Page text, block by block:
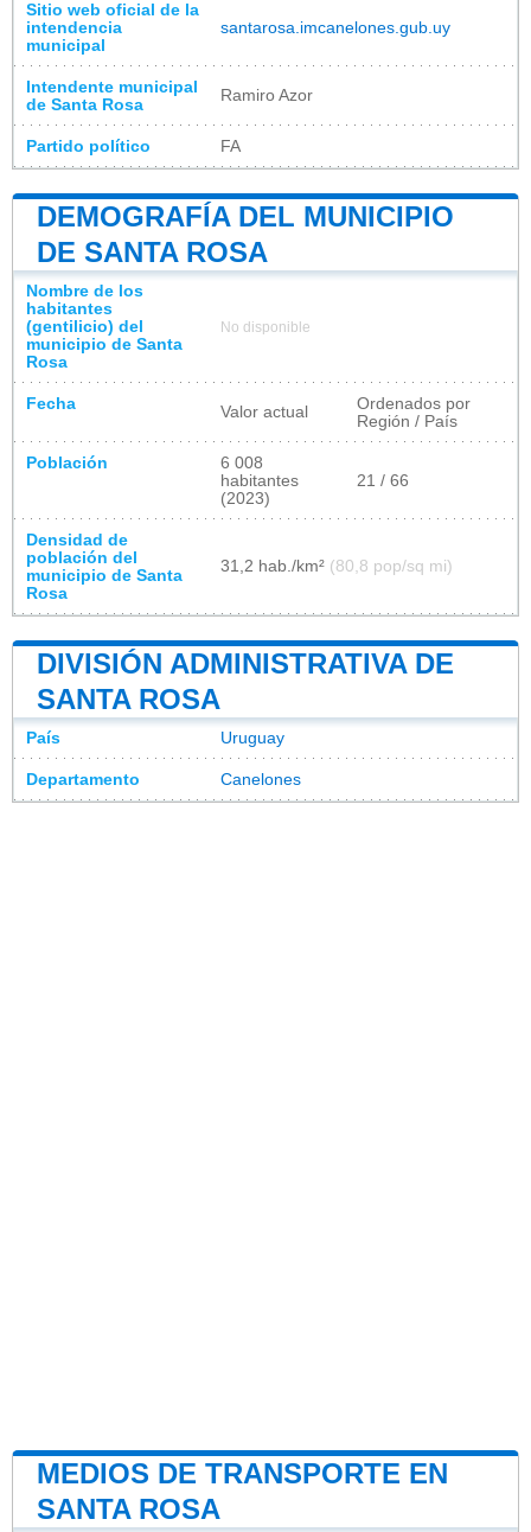
Sitio web oficial de la
intendencia
municipal
santarosa.imcanelones.gub.uy
Intendente municipal
de Santa Rosa
Ramiro Azor
Partido político FA​
DEMOGRAFÍA DEL MUNICIPIO
DE SANTA ROSA
Nombre de los
habitantes
(gentilicio) del
municipio de Santa
Rosa
No disponible
Fecha Valor actual
Ordenados por
Región / País
Población
6 008
habitantes
(2023)
21 / 66
Densidad de
población del
municipio de Santa
Rosa
31,2 hab./km² (80,8 pop/sq mi)
DIVISIÓN ADMINISTRATIVA DE
SANTA ROSA
País Uruguay
Departamento Canelones
MEDIOS DE TRANSPORTE EN
SANTA ROSA